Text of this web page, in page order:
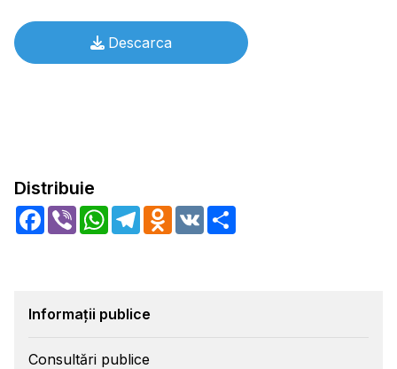
Descarca
Distribuie
Facebook
Viber WhatsApp
TelegramOdnoklassniki
VK
Informații publice
Consultări publice